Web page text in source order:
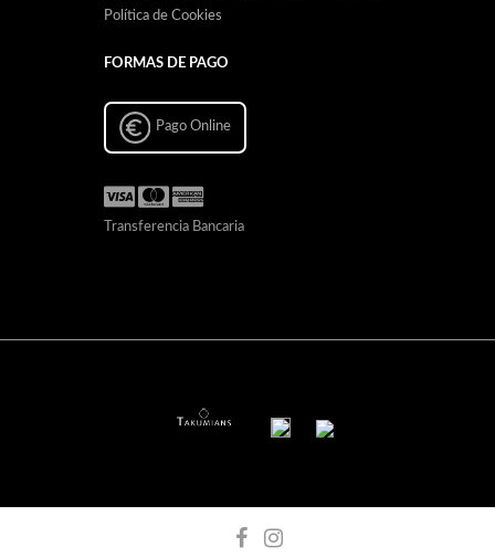
Política de Cookies
FORMAS DE PAGO
Pago Online
Transferencia Bancaria